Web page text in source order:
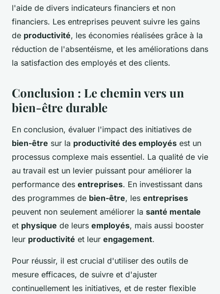
l'aide de divers indicateurs financiers et non
financiers. Les entreprises peuvent suivre les gains
de productivité, les économies réalisées grâce à la
réduction de l'absentéisme, et les améliorations dans
la satisfaction des employés et des clients.
Conclusion : Le chemin vers un
bien-être durable
En conclusion, évaluer l'impact des initiatives de
bien-être sur la productivité des employés est un
processus complexe mais essentiel. La qualité de vie
au travail est un levier puissant pour améliorer la
performance des entreprises. En investissant dans
des programmes de bien-être, les entreprises
peuvent non seulement améliorer la santé mentale
et physique de leurs employés, mais aussi booster
leur productivité et leur engagement.
Pour réussir, il est crucial d'utiliser des outils de
mesure efficaces, de suivre et d'ajuster
continuellement les initiatives, et de rester flexible